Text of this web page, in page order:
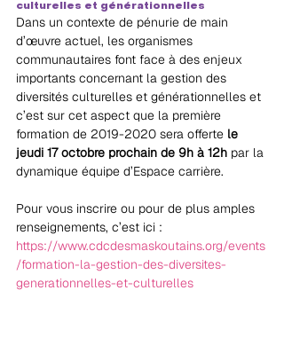
culturelles et générationnelles
Dans un contexte de pénurie de main
d’œuvre actuel, les organismes
communautaires font face à des enjeux
importants concernant la gestion des
diversités culturelles et générationnelles et
c’est sur cet aspect que la première
formation de 2019-2020 sera offerte le
jeudi 17 octobre prochain de 9h à 12h par la
dynamique équipe d’Espace carrière.
Pour vous inscrire ou pour de plus amples
renseignements, c’est ici :
https://www.cdcdesmaskoutains.org/events
/formation-la-gestion-des-diversites-
generationnelles-et-culturelles